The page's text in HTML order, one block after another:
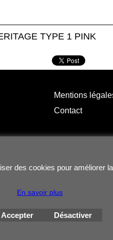
TYPE 1 PINK
Mentions
Contact
des cookies pour améliorer
En savoir plus
Accepter Désactiver